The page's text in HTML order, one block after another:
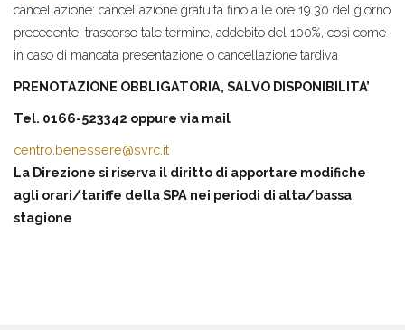
cancellazione: cancellazione gratuita fino alle ore 19.30 del giorno
precedente, trascorso tale termine, addebito del 100%, così come
in caso di mancata presentazione o cancellazione tardiva
PRENOTAZIONE OBBLIGATORIA, SALVO DISPONIBILITA’
Tel. 0166-523342 oppure via mail
centro.benessere@svrc.it
La Direzione si riserva il diritto di apportare modifiche
agli orari/tariffe della SPA nei periodi di alta/bassa
stagione